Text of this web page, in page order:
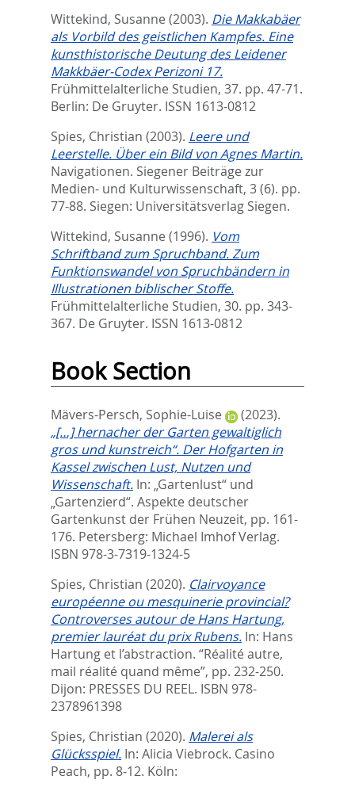
Wittekind, Susanne (2003). Die Makkabäer
als Vorbild des geistlichen Kampfes. Eine
kunsthistorische Deutung des Leidener
Makkbäer-Codex Perizoni 17.
Frühmittelalterliche Studien, 37. pp. 47-71.
Berlin: De Gruyter. ISSN 1613-0812
Spies, Christian (2003). Leere und
Leerstelle. Über ein Bild von Agnes Martin.
Navigationen. Siegener Beiträge zur
Medien- und Kulturwissenschaft, 3 (6). pp.
77-88. Siegen: Universitätsverlag Siegen.
Wittekind, Susanne (1996). Vom
Schriftband zum Spruchband. Zum
Funktionswandel von Spruchbändern in
Illustrationen biblischer Stoffe.
Frühmittelalterliche Studien, 30. pp. 343-
367. De Gruyter. ISSN 1613-0812
Book Section
Mävers-Persch, Sophie-Luise
(2023).
„[…] hernacher der Garten gewaltiglich
gros und kunstreich“. Der Hofgarten in
Kassel zwischen Lust, Nutzen und
Wissenschaft. In: „Gartenlust“ und
„Gartenzierd“. Aspekte deutscher
Gartenkunst der Frühen Neuzeit, pp. 161-
176. Petersberg: Michael Imhof Verlag.
ISBN 978-3-7319-1324-5
Spies, Christian (2020). Clairvoyance
européenne ou mesquinerie provincial?
Controverses autour de Hans Hartung,
premier lauréat du prix Rubens. In: Hans
Hartung et l’abstraction. “Réalité autre,
mail réalité quand même”, pp. 232-250.
Dijon: PRESSES DU REEL. ISBN 978-
2378961398
Spies, Christian (2020). Malerei als
Glücksspiel. In: Alicia Viebrock. Casino
Peach, pp. 8-12. Köln: